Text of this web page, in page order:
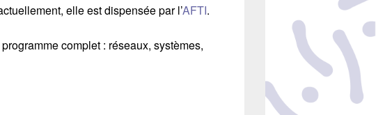
elle est dispensée par l’AFTI.
complet : réseaux, systèmes,